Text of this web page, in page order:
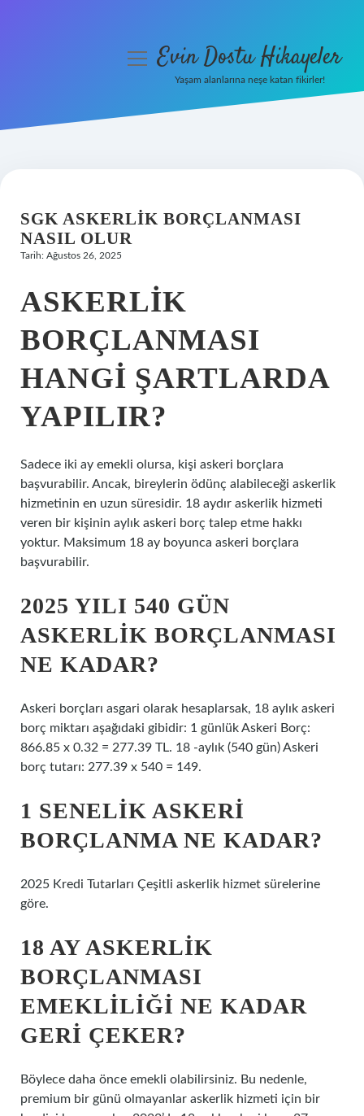
Hakkımızda
menüyüEvin Dostu Hikayeler
Yaşam alanlarına neşe katan fikirler!
SGK ASKERLIK BORÇLANMASI
NASIL OLUR
Tarih: Ağustos 26, 2025
ASKERLIK
BORÇLANMASI
HANGI ŞARTLARDA
YAPILIR?
Sadece iki ay emekli olursa, kişi askeri borçlara
başvurabilir. Ancak, bireylerin ödünç alabileceği askerlik
hizmetinin en uzun süresidir. 18 aydır askerlik hizmeti
veren bir kişinin aylık askeri borç talep etme hakkı
yoktur. Maksimum 18 ay boyunca askeri borçlara
başvurabilir.
2025 YILI 540 GÜN
ASKERLIK BORÇLANMASI
NE KADAR?
Askeri borçları asgari olarak hesaplarsak, 18 aylık askeri
borç miktarı aşağıdaki gibidir: 1 günlük Askeri Borç:
866.85 x 0.32 = 277.39 TL. 18 -aylık (540 gün) Askeri
borç tutarı: 277.39 x 540 = 149.
1 SENELIK ASKERI
BORÇLANMA NE KADAR?
2025 Kredi Tutarları Çeşitli askerlik hizmet sürelerine
göre.
18 AY ASKERLIK
BORÇLANMASI
EMEKLILIĞI NE KADAR
GERI ÇEKER?
Böylece daha önce emekli olabilirsiniz. Bu nedenle,
premium bir günü olmayanlar askerlik hizmeti için bir